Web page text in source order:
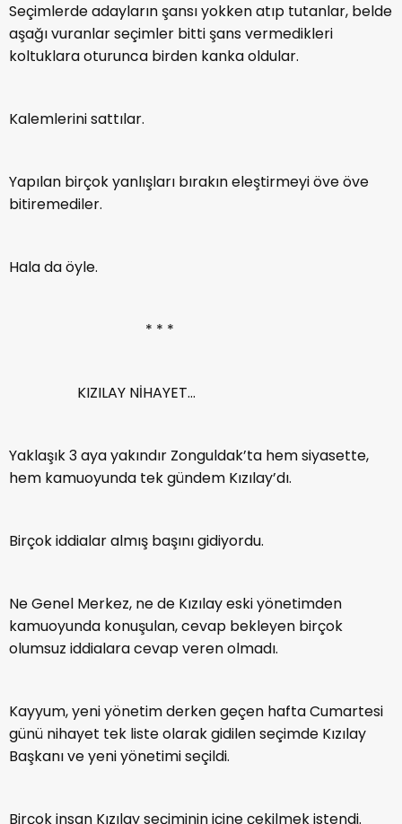
Seçimlerde adayların şansı yokken atıp tutanlar, belde
aşağı vuranlar seçimler bitti şans vermedikleri
koltuklara oturunca birden kanka oldular.
Kalemlerini sattılar.
Yapılan birçok yanlışları bırakın eleştirmeyi öve öve
bitiremediler.
Hala da öyle.
* * *
KIZILAY NİHAYET…
Yaklaşık 3 aya yakındır Zonguldak’ta hem siyasette,
hem kamuoyunda tek gündem Kızılay’dı.
Birçok iddialar almış başını gidiyordu.
Ne Genel Merkez, ne de Kızılay eski yönetimden
kamuoyunda konuşulan, cevap bekleyen birçok
olumsuz iddialara cevap veren olmadı.
Kayyum, yeni yönetim derken geçen hafta Cumartesi
günü nihayet tek liste olarak gidilen seçimde Kızılay
Başkanı ve yeni yönetimi seçildi.
Birçok insan Kızılay seçiminin içine çekilmek istendi.